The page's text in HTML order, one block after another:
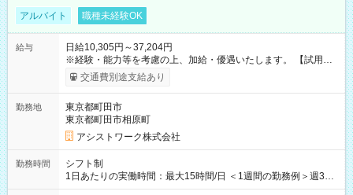
アルバイト 職種未経験OK
給与
日給10,305円～37,204円
※経験・能力等を考慮の上、加給・優遇いたします。 【試用期
間】試用期間なし
交通費別途支給あり
勤務地
東京都町田市
東京都町田市相原町
アシストワーク株式会社
勤務時間
シフト制
1日あたりの実働時間：最大15時間/日 ＜1週間の勤務例＞週3回
勤務 勤務：月・水・金 休み：火・木・土・日 好きな時にお仕事